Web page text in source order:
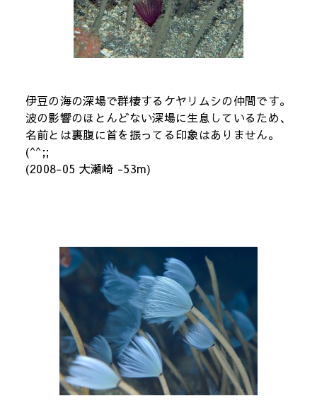
伊豆の海の深場で群棲するケヤリムシの仲間です。
波の影響のほとんどない深場に生息しているため、
名前とは裏腹に首を振ってる印象はありません。
(^^;;
(2008-05 大瀬崎 -53m)